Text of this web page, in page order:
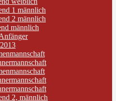
1 männlich
2 männlich
männlich
2, männlich